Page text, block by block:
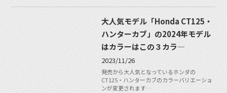
大人気モデル「Honda CT125・
ハンターカブ」の2024年モデル
はカラーはこの３カラ―
2023/11/26
発売から大人気となっているホンダの
CT125・ハンターカブのカラーバリエーショ
ンが変更されます…